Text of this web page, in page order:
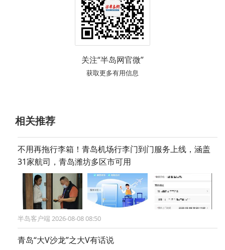
关注“半岛网官微”
获取更多有用信息
相关推荐
不用再拖行李箱！青岛机场行李门到门服务上线，涵盖
31家航司，青岛潍坊多区市可用
半岛客户端 2026-08-08 08:50
青岛“大V沙龙”之大V有话说